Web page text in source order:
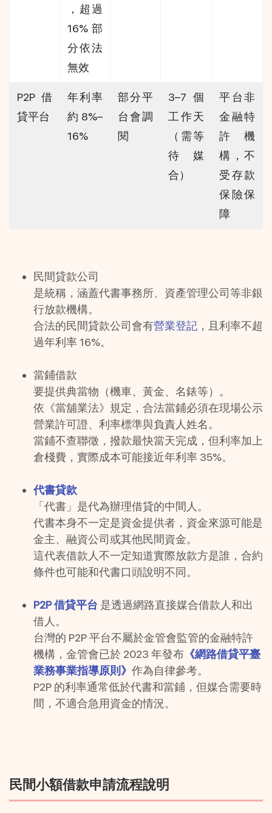
，超過
16% 部
分依法
無效
P2P 借
貸平台
年利率
約 8%–
16%
部分平
台會調
閱
3–7 個
工作天
（需等
待媒
合）
平台非
金融特
許機
構，不
受存款
保險保
障
民間貸款公司
是統稱，涵蓋代書事務所、資產管理公司等非銀
行放款機構。
合法的民間貸款公司會有營業登記 ，且利率不超
過年利率 16%。
當鋪借款
要提供典當物（機車、黃金、名錶等）。
依《當舖業法》規定，合法當鋪必須在現場公示
營業許可證、利率標準與負責人姓名。
當鋪不查聯徵，撥款最快當天完成，但利率加上
倉棧費，實際成本可能接近年利率 35%。
代書貸款
「代書」是代為辦理借貸的中間人。
代書本身不一定是資金提供者，資金來源可能是
金主、融資公司或其他民間資金。
這代表借款人不一定知道實際放款方是誰，合約
條件也可能和代書口頭說明不同。
P2P 借貸平台 是透過網路直接媒合借款人和出
借人。
台灣的 P2P 平台不屬於金管會監管的金融特許
機構，金管會已於 2023 年發布 《網路借貸平臺
業務事業指導原則》 作為自律參考。
P2P 的利率通常低於代書和當鋪，但媒合需要時
間，不適合急用資金的情況。
民間小額借款申請流程說明